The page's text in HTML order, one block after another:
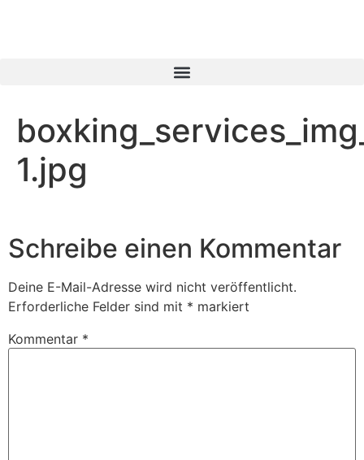
1.jpg
Schreibe einen Kommentar
Deine E-Mail-Adresse wird nicht veröffentlicht.
Erforderliche Felder sind mit * markiert
Kommentar *